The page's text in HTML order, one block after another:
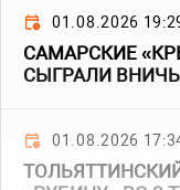
01.08.2026
САМАРСКИЕ
СЫГРАЛИ
01.08.2026